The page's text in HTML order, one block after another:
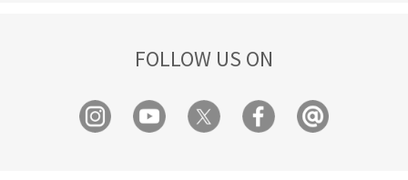
FOLLOW US ON